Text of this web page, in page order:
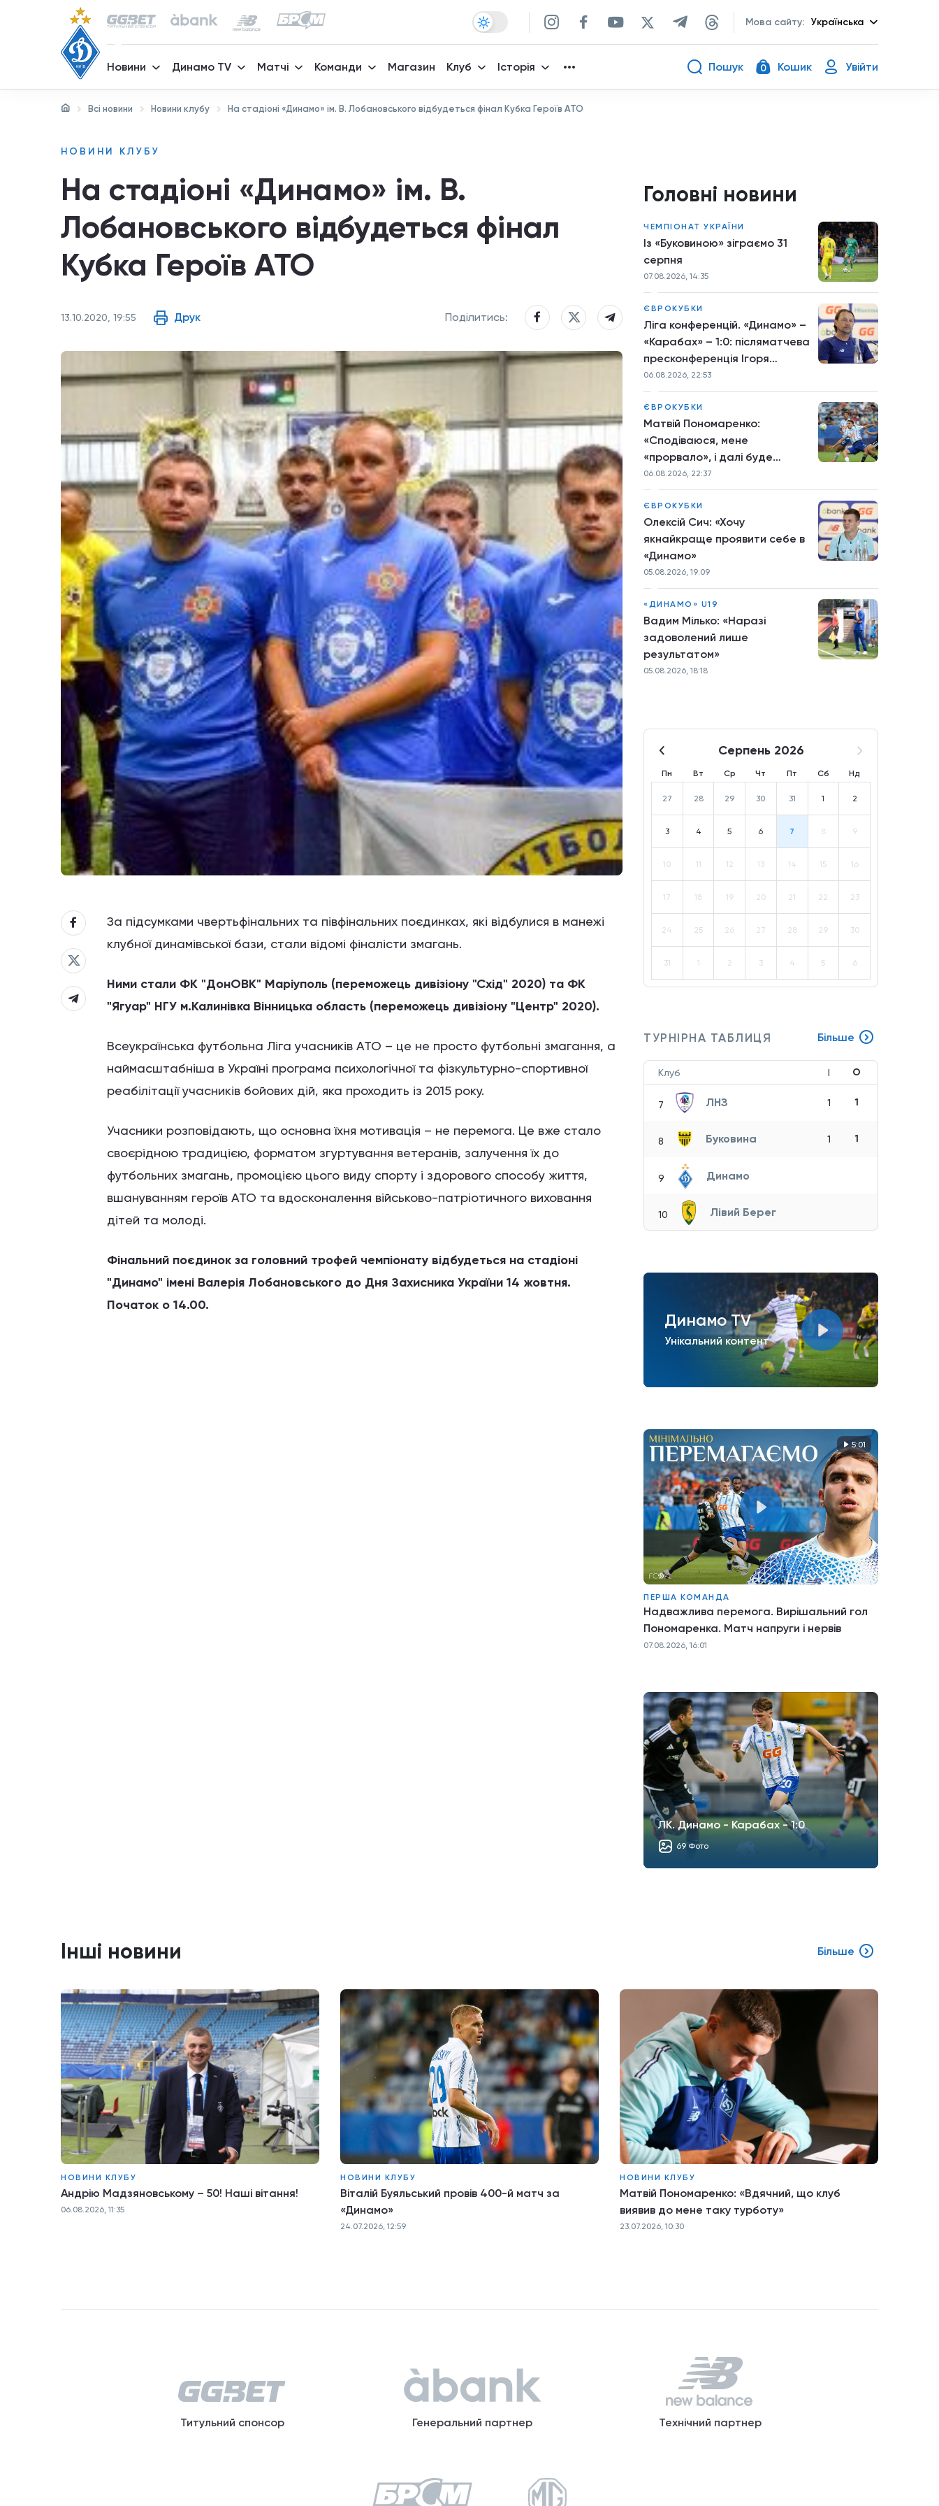
Мова сайту: Українська
Новини Динамо TV Матчі Команди Магазин Клуб Історія Пошук 0 Кошик Увійти
Всі новини Новини клубу На стадіоні «Динамо» ім. В. Лобановського відбудеться фінал Кубка Героїв АТО
НОВИНИ КЛУБУ
На стадіоні «Динамо» ім. В.
Лобановського відбудеться фінал
Кубка Героїв АТО
13.10.2020, 19:55 Друк Поділитись:
За підсумками чвертьфінальних та півфінальних поєдинках, які відбулися в манежі
клубної динамівської бази, стали відомі фіналісти змагань.
Ними стали ФК "ДонОВК" Маріуполь (переможець дивізіону "Схід" 2020) та ФК
"Ягуар" НГУ м.Калинівка Вінницька область (переможець дивізіону "Центр" 2020).
Всеукраїнська футбольна Ліга учасників АТО – це не просто футбольні змагання, а
наймасштабніша в Україні програма психологічної та фізкультурно-спортивної
реабілітації учасників бойових дій, яка проходить із 2015 року.
Учасники розповідають, що основна їхня мотивація – не перемога. Це вже стало
своєрідною традицією, форматом згуртування ветеранів, залучення їх до
футбольних змагань, промоцією цього виду спорту і здорового способу життя,
вшануванням героїв АТО та вдосконалення військово-патріотичного виховання
дітей та молоді.
Фінальний поєдинок за головний трофей чемпіонату відбудеться на стадіоні
"Динамо" імені Валерія Лобановського до Дня Захисника України 14 жовтня.
Початок о 14.00.
Головні новини
ЧЕМПІОНАТ УКРАЇНИ
Із «Буковиною» зіграємо 31
серпня
07.08.2026, 14:35
ЄВРОКУБКИ
Ліга конференцій. «Динамо» –
«Карабах» – 1:0: післяматчева
пресконференція Ігоря
Костюка
06.08.2026, 22:53
ЄВРОКУБКИ
Матвій Пономаренко:
«Сподіваюся, мене
«прорвало», і далі буде
більше»
06.08.2026, 22:37
ЄВРОКУБКИ
Олексій Сич: «Хочу
якнайкраще проявити себе в
«Динамо»
05.08.2026, 19:09
«ДИНАМО» U19
Вадим Мілько: «Наразі
задоволений лише
результатом»
05.08.2026, 18:18
Серпень 2026
Пн Вт Ср Чт Пт Сб Нд
27 28 29 30 31 1 2
3 4 5 6 7 8 9
10 11 12 13 14 15 16
17 18 19 20 21 22 23
24 25 26 27 28 29 30
31 1 2 3 4 5 6
ТУРНІРНА ТАБЛИЦЯ Більше
Клуб І О
7 ЛНЗ 1 1
8 Буковина 1 1
9 Динамо
10 Лівий Берег
Динамо TV
Унікальний контент
5:01
ПЕРША КОМАНДА
Надважлива перемога. Вирішальний гол
Пономаренка. Матч напруги і нервів
07.08.2026, 16:01
ЛК. Динамо - Карабах - 1:0
69 Фото
Інші новини Більше
НОВИНИ КЛУБУ
Андрію Мадзяновському – 50! Наші вітання!
06.08.2026, 11:35
НОВИНИ КЛУБУ
Віталій Буяльський провів 400-й матч за
«Динамо»
24.07.2026, 12:59
НОВИНИ КЛУБУ
Матвій Пономаренко: «Вдячний, що клуб
виявив до мене таку турботу»
23.07.2026, 10:30
Титульний спонсор Генеральний партнер Технічний партнер